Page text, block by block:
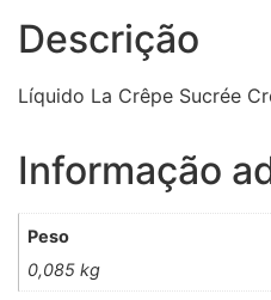
Descrição
Líquido La Crêpe Sucrée
Informação
Peso
0,085 kg